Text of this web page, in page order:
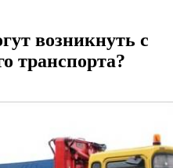
возникнуть с
транспорта?